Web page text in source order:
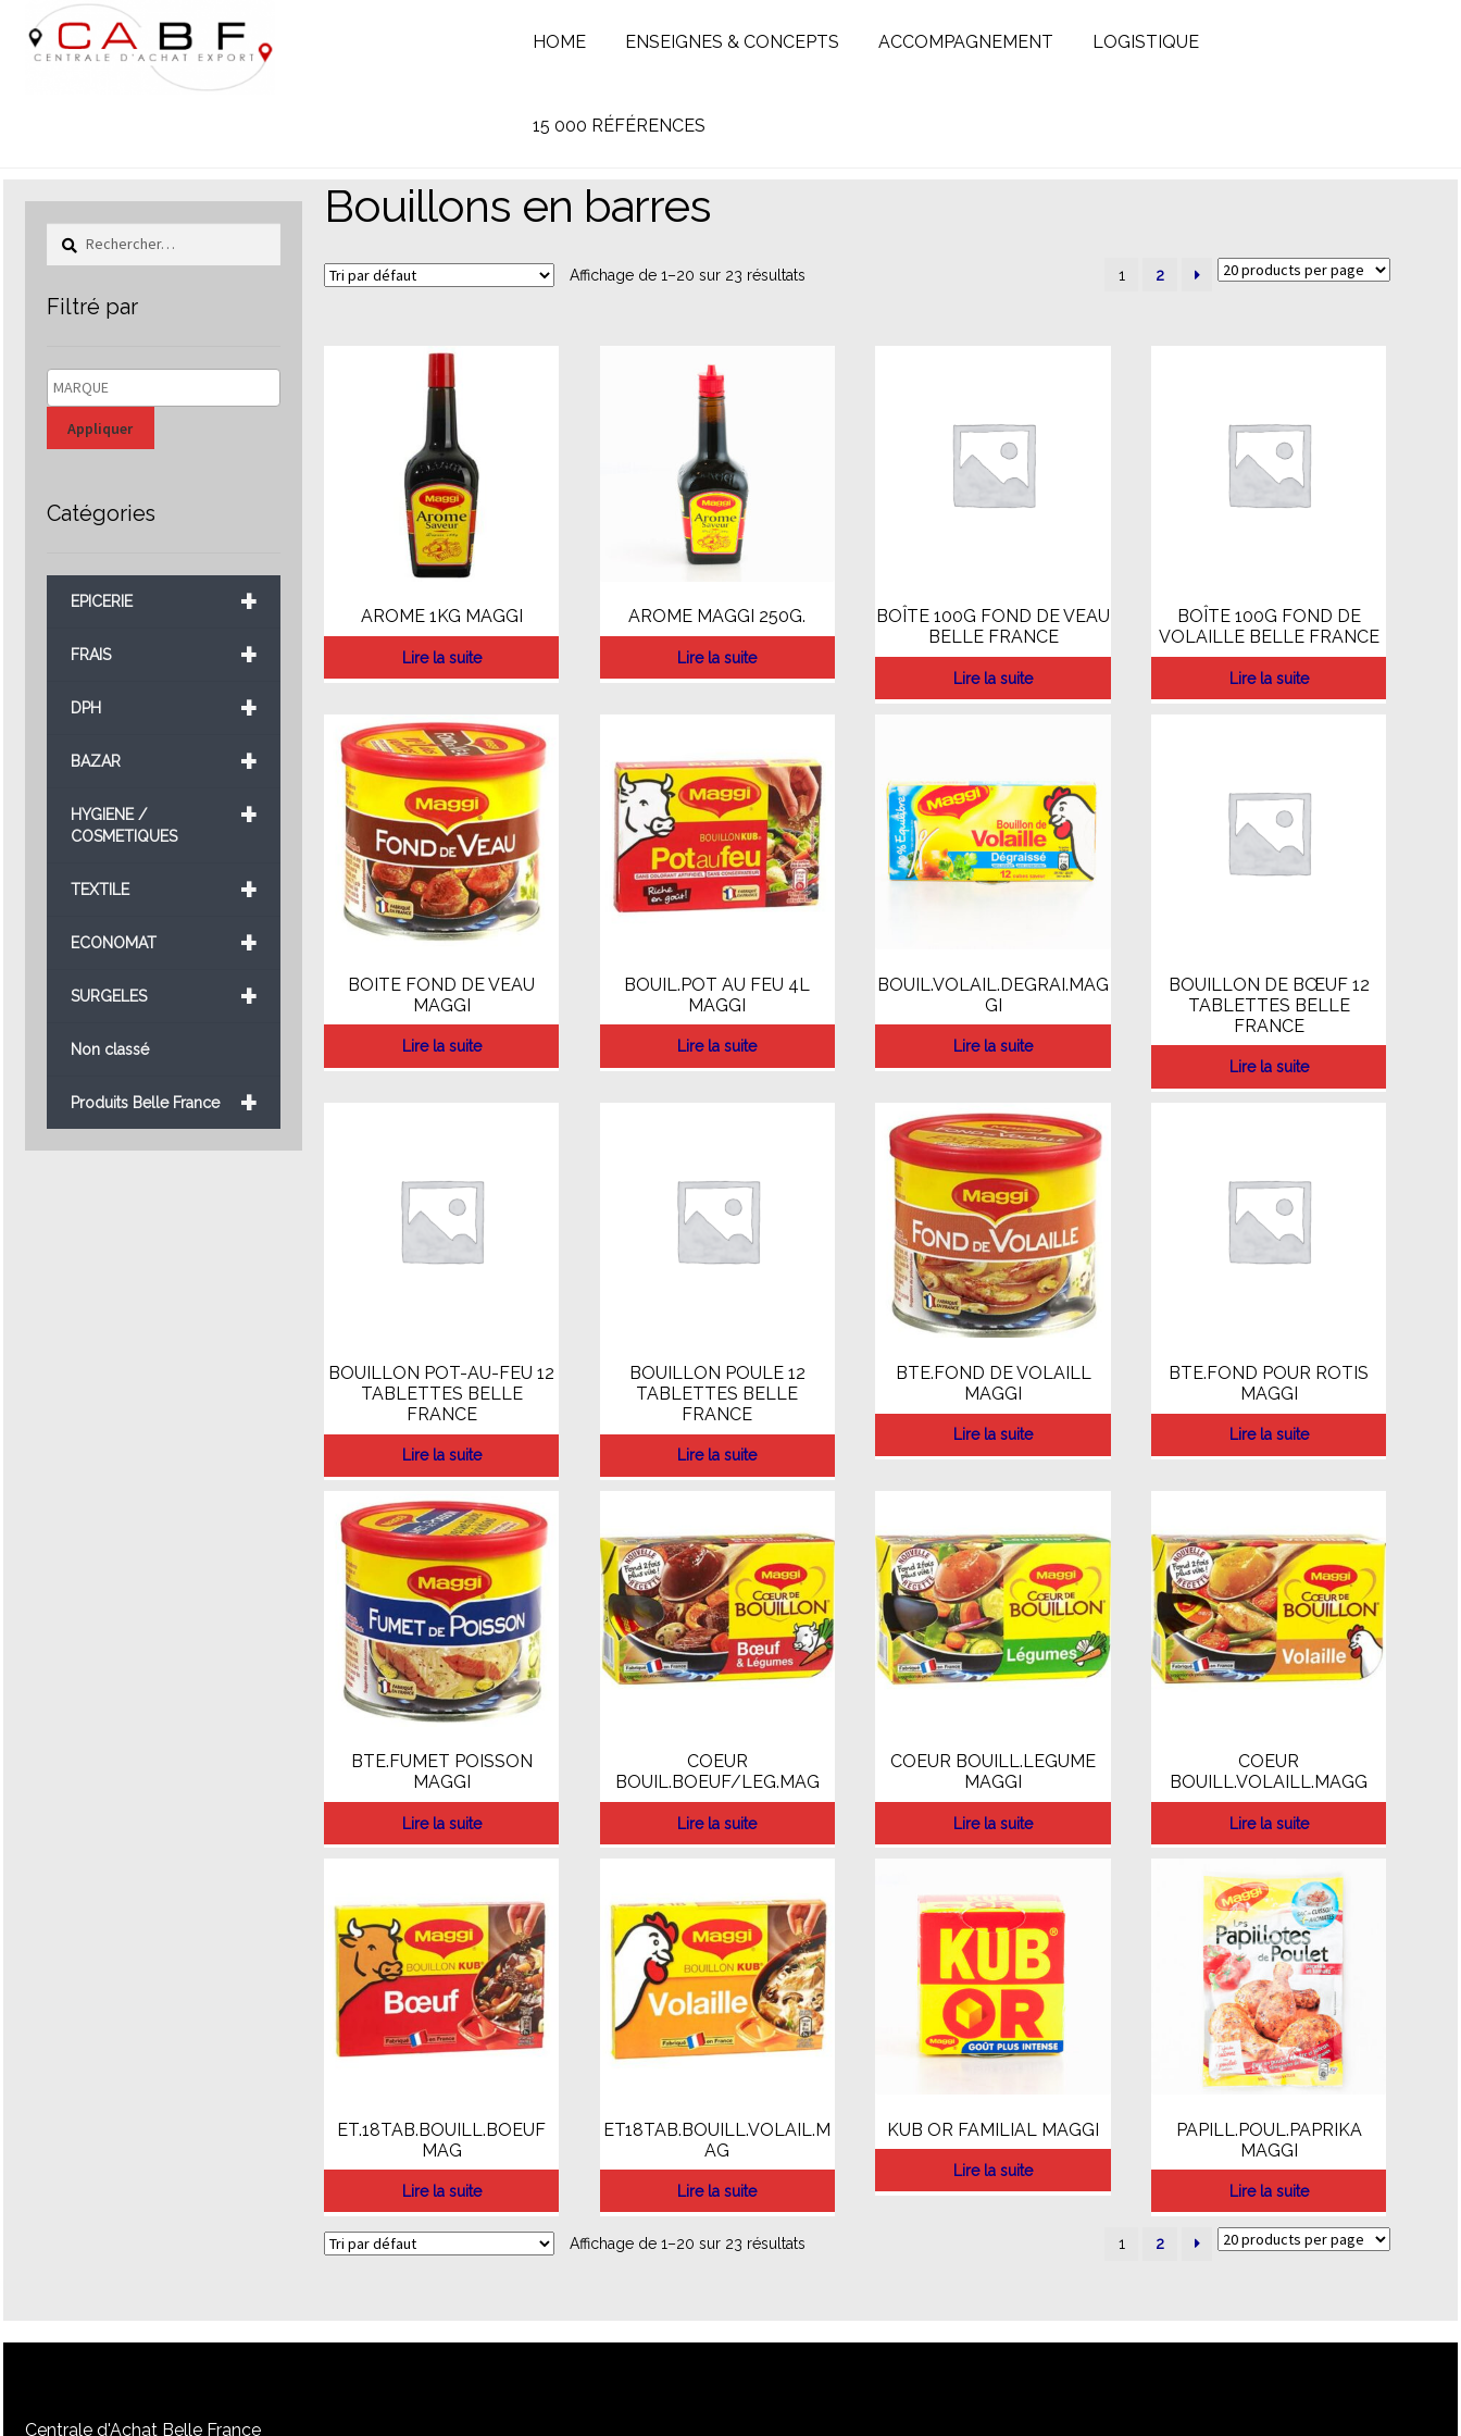
Aller
à
la
Aller
au
contenu
HOME ENSEIGNES & CONCEPTS ACCOMPAGNEMENT LOGISTIQUE
15 000 RÉFÉRENCES
Bouillons en barres
Affichage de 1–20 sur 23 résultats 1 2
AROME 1KG MAGGI
Lire la suite
AROME MAGGI 250G.
Lire la suite
BOÎTE 100G FOND DE VEAU
BELLE FRANCE
Lire la suite
BOÎTE 100G FOND DE
VOLAILLE BELLE FRANCE
Lire la suite
BOITE FOND DE VEAU
MAGGI
Lire la suite
BOUIL.POT AU FEU 4L
MAGGI
Lire la suite
BOUIL.VOLAIL.DEGRAI.MAG
GI
Lire la suite
BOUILLON DE BŒUF 12
TABLETTES BELLE
FRANCE
Lire la suite
BOUILLON POT-AU-FEU 12
TABLETTES BELLE
FRANCE
Lire la suite
BOUILLON POULE 12
TABLETTES BELLE
FRANCE
Lire la suite
BTE.FOND DE VOLAILL
MAGGI
Lire la suite
BTE.FOND POUR ROTIS
MAGGI
Lire la suite
BTE.FUMET POISSON
MAGGI
Lire la suite
COEUR
BOUIL.BOEUF/LEG.MAG
Lire la suite
COEUR BOUILL.LEGUME
MAGGI
Lire la suite
COEUR
BOUILL.VOLAILL.MAGG
Lire la suite
ET.18TAB.BOUILL.BOEUF
MAG
Lire la suite
ET18TAB.BOUILL.VOLAIL.M
AG
Lire la suite
KUB OR FAMILIAL MAGGI
Lire la suite
PAPILL.POUL.PAPRIKA
MAGGI
Lire la suite
Affichage de 1–20 sur 23 résultats 1 2
Rechercher :
Filtré par
Appliquer
Catégories
+
EPICERIE
+
FRAIS
+
DPH
+
BAZAR
+
HYGIENE /
COSMETIQUES
+
TEXTILE
+
ECONOMAT
+
SURGELES
Non classé
+
Produits Belle France
Centrale d'Achat Belle France